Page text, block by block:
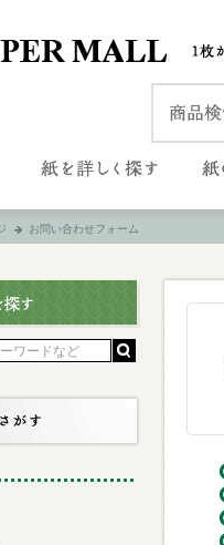
お問い合わせフォーム